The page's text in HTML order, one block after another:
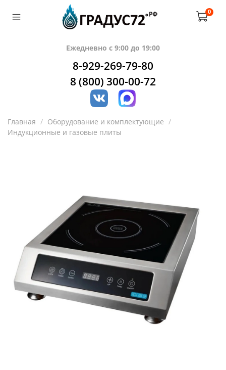
0
Ежедневно с 9:00 до 19:00
8-929-269-79-80
8 (800) 300-00-72
Главная
Оборудование и комплектующие
Индукционные и газовые плиты